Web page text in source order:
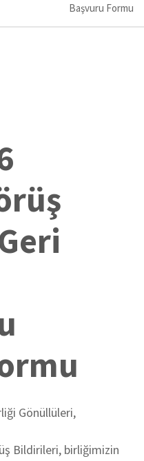
Başvuru Formu
Gönüllüleri,
Bildirileri, birliğimizin